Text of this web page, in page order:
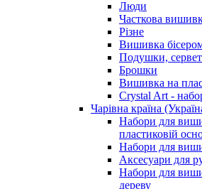
Люди
Часткова
Різне
Вишивка
Подушки,
Брошки
Вишивка на
Crystal Art -
Чарівна країна
Набори для
пластиковій
Набори для
Аксесуари для
Набори для
дереву